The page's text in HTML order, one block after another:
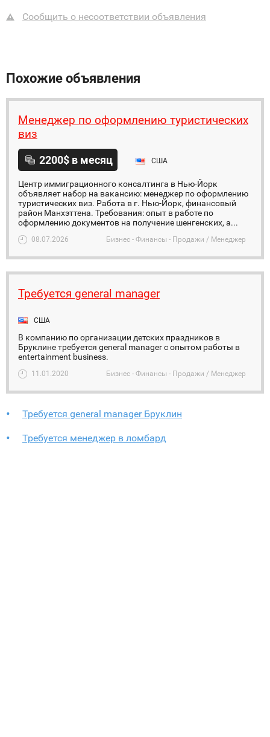
Сообщить о несоответствии объявления
Похожие объявления
Менеджер по оформлению туристических
виз
2200$ в месяц США
Центр иммиграционного консалтинга в Нью-Йорк
объявляет набор на вакансию: менеджер по оформлению
туристических виз. Работа в г. Нью-Йорк, финансовый
район Манхэттена. Требования: опыт в работе по
оформлению документов на получение шенгенских, а...
08.07.2026 Бизнес - Финансы - Продажи / Менеджер
Требуется general manager
США
В компанию по организации детских праздников в
Бруклине требуется general manager с опытом работы в
entertainment business.
11.01.2020 Бизнес - Финансы - Продажи / Менеджер
Требуется general manager Бруклин
Требуется менеджер в ломбард